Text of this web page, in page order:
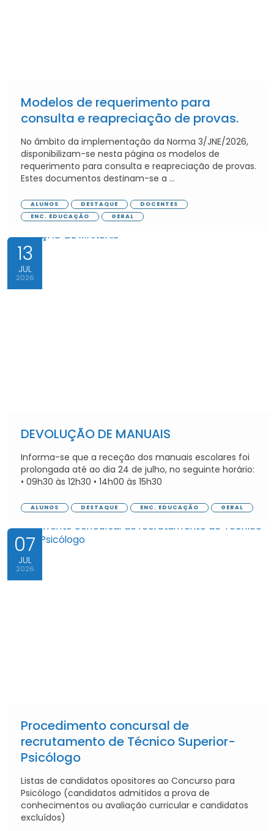
Modelos de requerimento para
consulta e reapreciação de provas.
No âmbito da implementação da Norma 3/JNE/2026,
disponibilizam-se nesta página os modelos de
requerimento para consulta e reapreciação de provas.
Estes documentos destinam-se a ...
ALUNOS DESTAQUE
DOCENTES
ENC. EDUCAÇÃO
GERAL
13
JUL
2026
DEVOLUÇÃO DE MANUAIS
Informa-se que a receção dos manuais escolares foi
prolongada até ao dia 24 de julho, no seguinte horário:
• 09h30 às 12h30 • 14h00 às 15h30
ALUNOS DESTAQUE ENC. EDUCAÇÃO GERAL
07
JUL
2026
Procedimento concursal de
recrutamento de Técnico Superior-
Psicólogo
Listas de candidatos opositores ao Concurso para
Psicólogo (candidatos admitidos a prova de
conhecimentos ou avaliação curricular e candidatos
excluídos)